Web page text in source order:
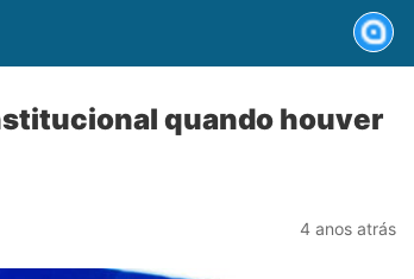
quando houver
4 anos atrás